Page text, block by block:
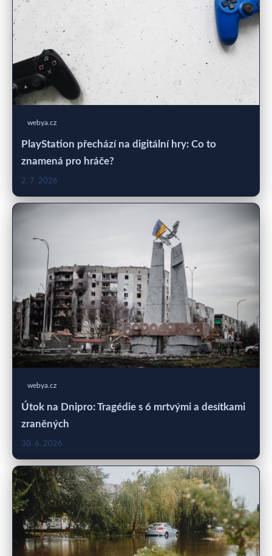
webya.cz
PlayStation přechází na digitální hry: Co to
znamená pro hráče?
2. 7. 2026
webya.cz
Útok na Dnipro: Tragédie s 6 mrtvými a desítkami
zraněných
30. 6. 2026